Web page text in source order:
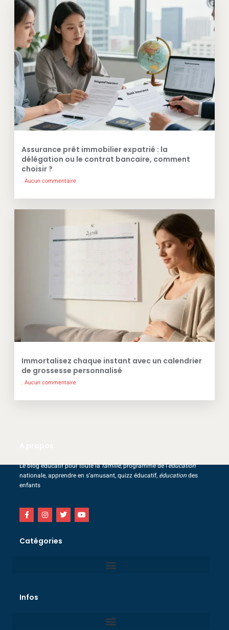
Assurance prêt immobilier expatrié : la
délégation ou le contrat bancaire, comment
choisir ?
Aucun commentaire
Immortalisez chaque instant avec un calendrier
de grossesse personnalisé
Aucun commentaire
Le blog éducatif pour toute lafamille, programme de l’éducation
nationale, apprendre en s’amusant, quizz éducatif, éducationdes
enfants
Catégories
Infos